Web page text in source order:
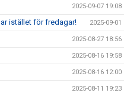
2025-09-07 19:08
istället för fredagar! 2025-09-01
2025-08-27 18:56
2025-08-16 19:58
2025-08-16 12:00
2025-08-11 19:23